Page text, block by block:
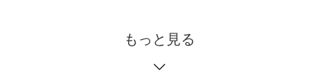
もっと見る